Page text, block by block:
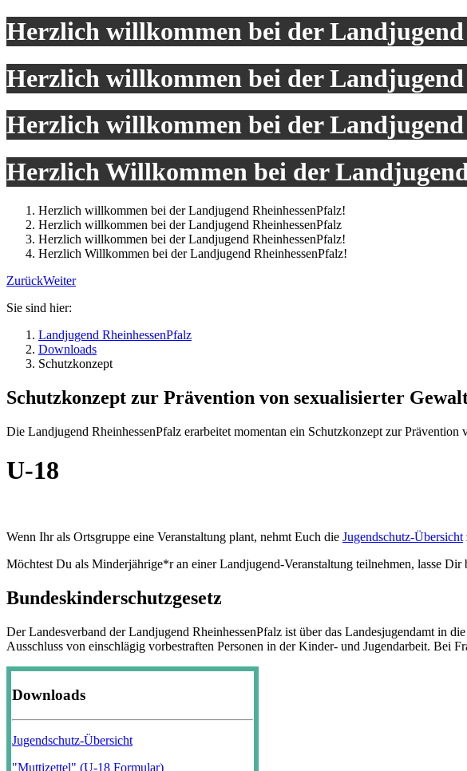
Herzlich willkommen bei der Landjugend
Herzlich willkommen bei der Landjugend
Herzlich willkommen bei der Landjugend
Herzlich Willkommen bei der
Herzlich willkommen bei der Landjugend RheinhessenPfalz!
Herzlich willkommen bei der Landjugend RheinhessenPfalz
Herzlich willkommen bei der Landjugend RheinhessenPfalz!
Herzlich Willkommen bei der Landjugend RheinhessenPfalz!
ZurückWeiter
Sie sind hier:
Landjugend RheinhessenPfalz
Downloads
Schutzkonzept
Schutzkonzept zur Prävention von sexualisierter
Die Landjugend RheinhessenPfalz erarbeitet momentan ein Schutzkonzept zur Prävention
U-18
Wenn Ihr als Ortsgruppe eine Veranstaltung plant, nehmt Euch die Jugendschutz-Übersicht
Möchtest Du als Minderjährige*r an einer Landjugend-Veranstaltung teilnehmen, lasse Dir
Bundeskinderschutzgesetz
Der Landesverband der Landjugend RheinhessenPfalz ist über das Landesjugendamt in
Ausschluss von einschlägig vorbestraften Personen in der Kinder- und Jugendarbeit. Bei
Downloads
Jugendschutz-Übersicht
"Muttizettel" (U-18 Formular)